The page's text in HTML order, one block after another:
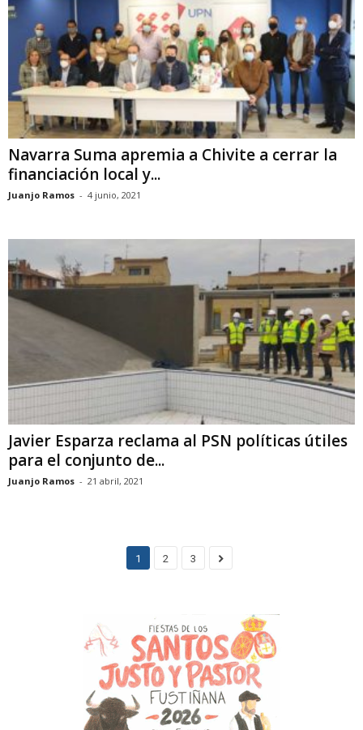
Navarra Suma apremia a Chivite a cerrar la
financiación local y...
Juanjo Ramos - 4 junio, 2021
Javier Esparza reclama al PSN políticas útiles
para el conjunto de...
Juanjo Ramos - 21 abril, 2021
1 2 3